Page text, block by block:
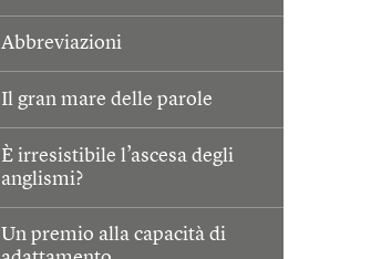
Abbreviazioni
Il gran mare delle parole
È irresistibile l’ascesa degli
anglismi?
Un premio alla capacità di